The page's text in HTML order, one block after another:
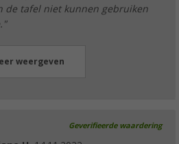
de tafel niet kunnen gebruiken
weergeven
Geverifieerde waardering